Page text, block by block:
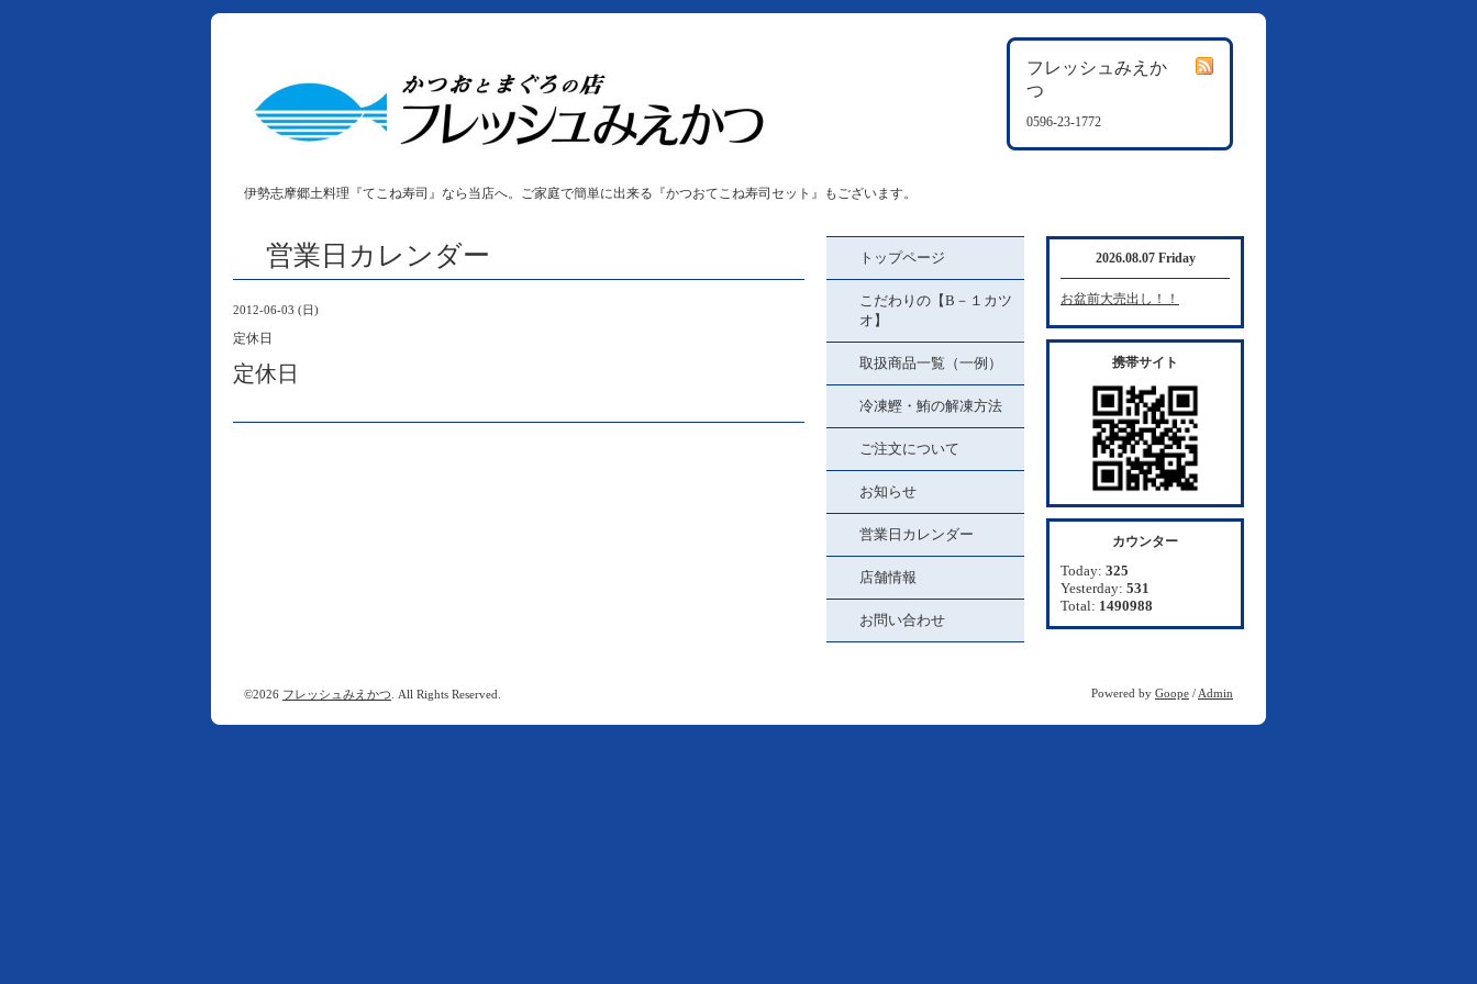
フレッシュみえか
つ
0596-23-1772
伊勢志摩郷土料理『てこね寿司』なら当店へ。ご家庭で簡単に出来る『かつおてこね寿司セット』もございます。
営業日カレンダー
2012-06-03 (日)
定休日
定休日
トップページ
こだわりの【B－１カツ
オ】
取扱商品一覧（一例）
冷凍鰹・鮪の解凍方法
ご注文について
お知らせ
営業日カレンダー
店舗情報
お問い合わせ
2026.08.07 Friday
お盆前大売出し！！
携帯サイト
カウンター
Today: 325
Yesterday: 531
Total: 1490988
©2026 フレッシュみえかつ . All Rights Reserved. Powered by Goope / Admin